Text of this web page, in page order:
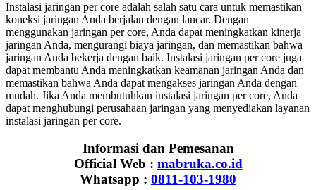
Instalasi jaringan per core adalah salah satu cara untuk memastikan
koneksi jaringan Anda berjalan dengan lancar. Dengan
menggunakan jaringan per core, Anda dapat meningkatkan kinerja
jaringan Anda, mengurangi biaya jaringan, dan memastikan bahwa
jaringan Anda bekerja dengan baik. Instalasi jaringan per core juga
dapat membantu Anda meningkatkan keamanan jaringan Anda dan
memastikan bahwa Anda dapat mengakses jaringan Anda dengan
mudah. Jika Anda membutuhkan instalasi jaringan per core, Anda
dapat menghubungi perusahaan jaringan yang menyediakan layanan
instalasi jaringan per core.
Informasi dan Pemesanan
Official Web : mabruka.co.id
Whatsapp : 0811-103-1980